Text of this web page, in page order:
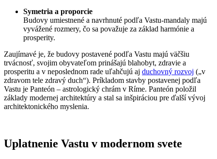
Symetria a proporcie
Budovy umiestnené a navrhnuté podľa Vastu-mandaly majú
vyvážené rozmery, čo sa považuje za základ harmónie a
prosperity.
Zaujímavé je, že budovy postavené podľa Vastu majú väčšiu
trvácnosť, svojim obyvateľom prinášajú blahobyt, zdravie a
prosperitu a v neposlednom rade uľahčujú aj duchovný rozvoj („v
zdravom tele zdravý duch“). Príkladom stavby postavenej podľa
Vastu je Panteón – astrologický chrám v Ríme. Panteón položil
základy modernej architektúry a stal sa inšpiráciou pre ďalší vývoj
architektonického myslenia.
Uplatnenie Vastu v modernom svete